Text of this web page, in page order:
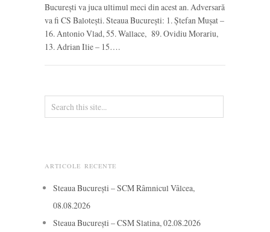
București va juca ultimul meci din acest an. Adversară
va fi CS Balotești. Steaua București: 1. Ștefan Mușat –
16. Antonio Vlad, 55. Wallace, 89. Ovidiu Morariu,
13. Adrian Ilie – 15….
ARTICOLE RECENTE
Steaua București – SCM Râmnicul Vâlcea,
08.08.2026
Steaua București – CSM Slatina, 02.08.2026